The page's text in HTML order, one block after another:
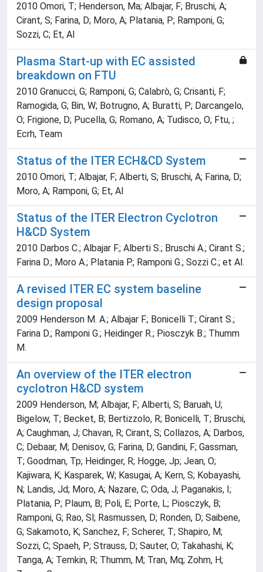
2010 Omori, T; Henderson, Ma; Albajar, F; Bruschi, A;
Cirant, S; Farina, D; Moro, A; Platania, P; Ramponi, G;
Sozzi, C; Et, Al
Plasma Start-up with EC assisted
breakdown on FTU
2010 Granucci, G; Ramponi, G; Calabrò, G; Crisanti, F;
Ramogida, G; Bin, W; Botrugno, A; Buratti, P; Darcangelo,
O; Frigione, D; Pucella, G; Romano, A; Tudisco, O; Ftu, ;
Ecrh, Team
Status of the ITER ECH&CD System
2010 Omori, T; Albajar, F; Alberti, S; Bruschi, A; Farina, D;
Moro, A; Ramponi, G; Et, Al
Status of the ITER Electron Cyclotron
H&CD System
2010 Darbos C.; Albajar F.; Alberti S.; Bruschi A.; Cirant S.;
Farina D.; Moro A.; Platania P.; Ramponi G.; Sozzi C.; et Al.
A revised ITER EC system baseline
design proposal
2009 Henderson M. A.; Albajar F.; Bonicelli T.; Cirant S.;
Farina D.; Ramponi G.; Heidinger R.; Piosczyk B.; Thumm
M.
An overview of the ITER electron
cyclotron H&CD system
2009 Henderson, M; Albajar, F; Alberti, S; Baruah, U;
Bigelow, T; Becket, B; Bertizzolo, R; Bonicelli, T; Bruschi,
A; Caughman, J; Chavan, R; Cirant, S; Collazos, A; Darbos,
C; Debaar, M; Denisov, G; Farina, D; Gandini, F; Gassman,
T; Goodman, Tp; Heidinger, R; Hogge, Jp; Jean, O;
Kajiwara, K; Kasparek, W; Kasugai, A; Kern, S; Kobayashi,
N; Landis, Jd; Moro, A; Nazare, C; Oda, J; Paganakis, I;
Platania, P; Plaum, B; Poli, E; Porte, L; Piosczyk, B;
Ramponi, G; Rao, Sl; Rasmussen, D; Ronden, D; Saibene,
G; Sakamoto, K; Sanchez, F; Scherer, T; Shapiro, M;
Sozzi, C; Spaeh, P; Strauss, D; Sauter, O; Takahashi, K;
Tanga, A; Temkin, R; Thumm, M; Tran, Mq; Zohm, H;